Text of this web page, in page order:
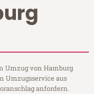
Umzug von Hamburg
Umzugsservice aus
anfordern.